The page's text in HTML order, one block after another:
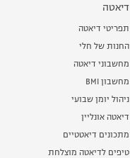
דיאטה
תפריטי דיאטה
החנות של חלי
מחשבוני דיאטה
מחשבון BMI
ניהול יומן שבועי
דיאטה אונליין
מתכונים דיאטטיים
טיפים לדיאטה מוצלחת